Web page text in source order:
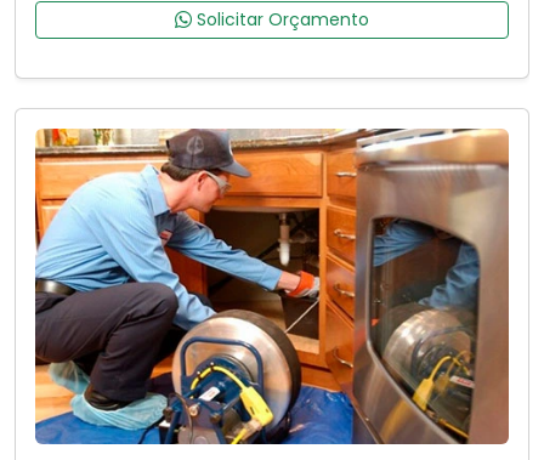
Solicitar Orçamento